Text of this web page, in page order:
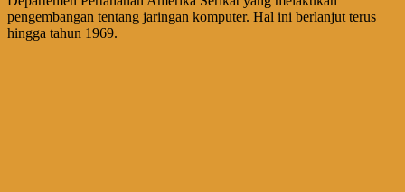
pengembangan tentang jaringan komputer. Hal ini berlanjut terus
hingga tahun 1969.